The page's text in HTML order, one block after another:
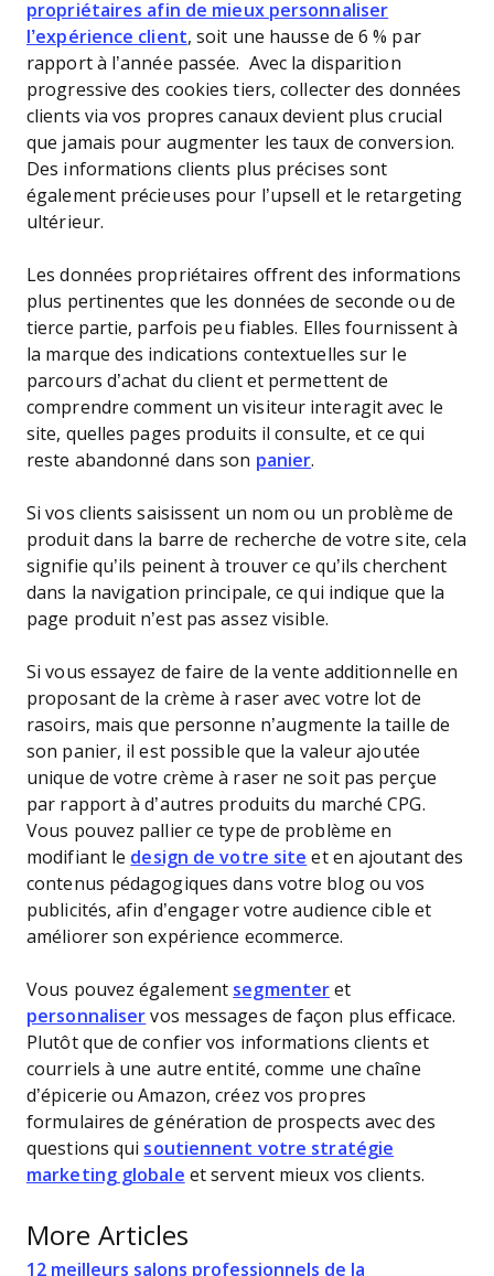
propriétaires afin de mieux personnaliser
l’expérience client, soit une hausse de 6 % par
rapport à l’année passée. Avec la disparition
progressive des cookies tiers, collecter des données
clients via vos propres canaux devient plus crucial
que jamais pour augmenter les taux de conversion.
Des informations clients plus précises sont
également précieuses pour l’upsell et le retargeting
ultérieur.
Les données propriétaires offrent des informations
plus pertinentes que les données de seconde ou de
tierce partie, parfois peu fiables. Elles fournissent à
la marque des indications contextuelles sur le
parcours d’achat du client et permettent de
comprendre comment un visiteur interagit avec le
site, quelles pages produits il consulte, et ce qui
reste abandonné dans son panier.
Si vos clients saisissent un nom ou un problème de
produit dans la barre de recherche de votre site, cela
signifie qu’ils peinent à trouver ce qu’ils cherchent
dans la navigation principale, ce qui indique que la
page produit n’est pas assez visible.
Si vous essayez de faire de la vente additionnelle en
proposant de la crème à raser avec votre lot de
rasoirs, mais que personne n’augmente la taille de
son panier, il est possible que la valeur ajoutée
unique de votre crème à raser ne soit pas perçue
par rapport à d’autres produits du marché CPG.
Vous pouvez pallier ce type de problème en
modifiant le design de votre site et en ajoutant des
contenus pédagogiques dans votre blog ou vos
publicités, afin d’engager votre audience cible et
améliorer son expérience ecommerce.
Vous pouvez également segmenter et
personnaliser vos messages de façon plus efficace.
Plutôt que de confier vos informations clients et
courriels à une autre entité, comme une chaîne
d’épicerie ou Amazon, créez vos propres
formulaires de génération de prospects avec des
questions qui soutiennent votre stratégie
marketing globale et servent mieux vos clients.
More Articles
12 meilleurs salons professionnels de la